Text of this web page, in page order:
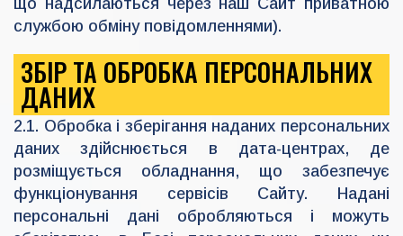
що надсилаються через наш Сайт приватною
службою обміну повідомленнями).
ЗБІР ТА ОБРОБКА ПЕРСОНАЛЬНИХ
ДАНИХ
2.1. Обробка і зберігання наданих персональних
даних здійснюється в дата-центрах, де
розміщується обладнання, що забезпечує
функціонування сервісів Сайту. Надані
персональні дані обробляються і можуть